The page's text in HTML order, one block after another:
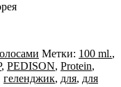
Метки: 100 ml.,
, PEDISON, Protein,
геленджик, для, для